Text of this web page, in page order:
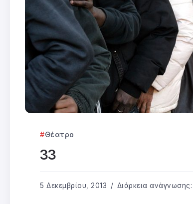
Θέατρο
33
5 Δεκεμβρίου, 2013 Διάρκεια